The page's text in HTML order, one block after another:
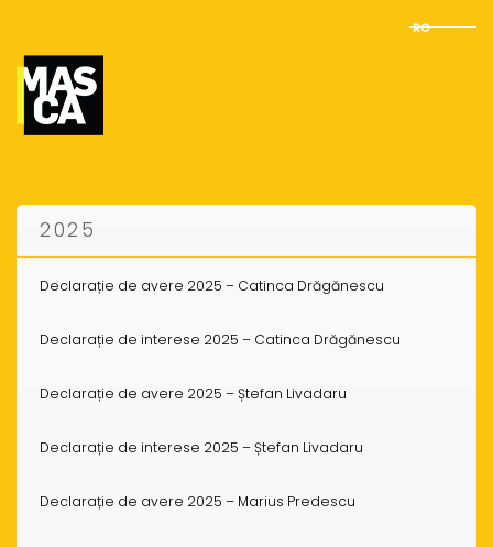
RO
2025
Declarație de avere 2025 – Catinca Drăgănescu
Declarație de interese 2025 – Catinca Drăgănescu
Declarație de avere 2025 – Ștefan Livadaru
Declarație de interese 2025 – Ștefan Livadaru
Declarație de avere 2025 – Marius Predescu